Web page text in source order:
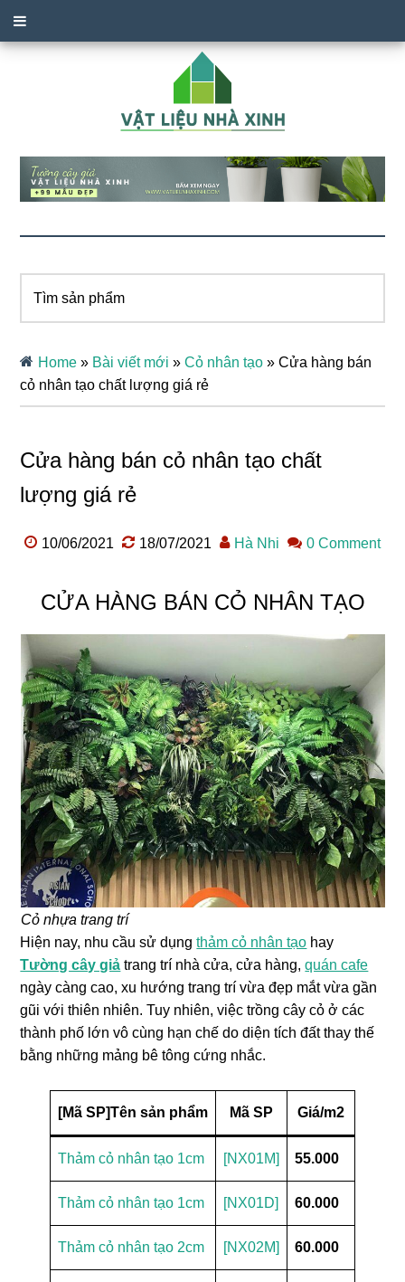
sản
Home » Bài viết mới »Cỏ nhân tạo »Cửa hàng bán
cỏ nhân tạo chất lượng giá rẻ
Cửa hàng bán cỏ nhân tạo chất
lượng giá rẻ
10/06/2021 18/07/2021 Hà Nhi 0 Comment
CỬA HÀNG BÁN CỎ NHÂN TẠO
Cỏ nhựa trang trí
Hiện nay, nhu cầu sử dụngthảm cỏ nhân tạo hay
Tường cây giả trang trí nhà cửa, cửa hàng,quán cafe
ngày càng cao, xu hướng trang trí vừa đẹp mắt vừa gần
gũi với thiên nhiên. Tuy nhiên, việc trồng cây cỏ ở các
thành phố lớn vô cùng hạn chế do diện tích đất thay thế
bằng những mảng bê tông cứng nhắc.
[Mã SP]Tên sản phẩm Mã SP Giá/m2
Thảm cỏ nhân tạo 1cm [NX01M] 55.000
Thảm cỏ nhân tạo 1cm [NX01D] 60.000
Thảm cỏ nhân tạo 2cm [NX02M] 60.000